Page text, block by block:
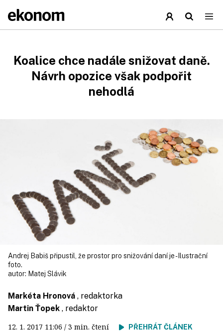
Koalice chce nadále snižovat daně.
Návrh opozice však podpořit
nehodlá
Andrej Babiš připustil, že prostor pro snižování daní je - Ilustrační
foto.
autor: Matej Slávik
Markéta Hronová , redaktorka
Martin Ťopek , redaktor
12. 1. 2017 11:06 / 3 min. čtení PŘEHRÁT ČLÁNEK